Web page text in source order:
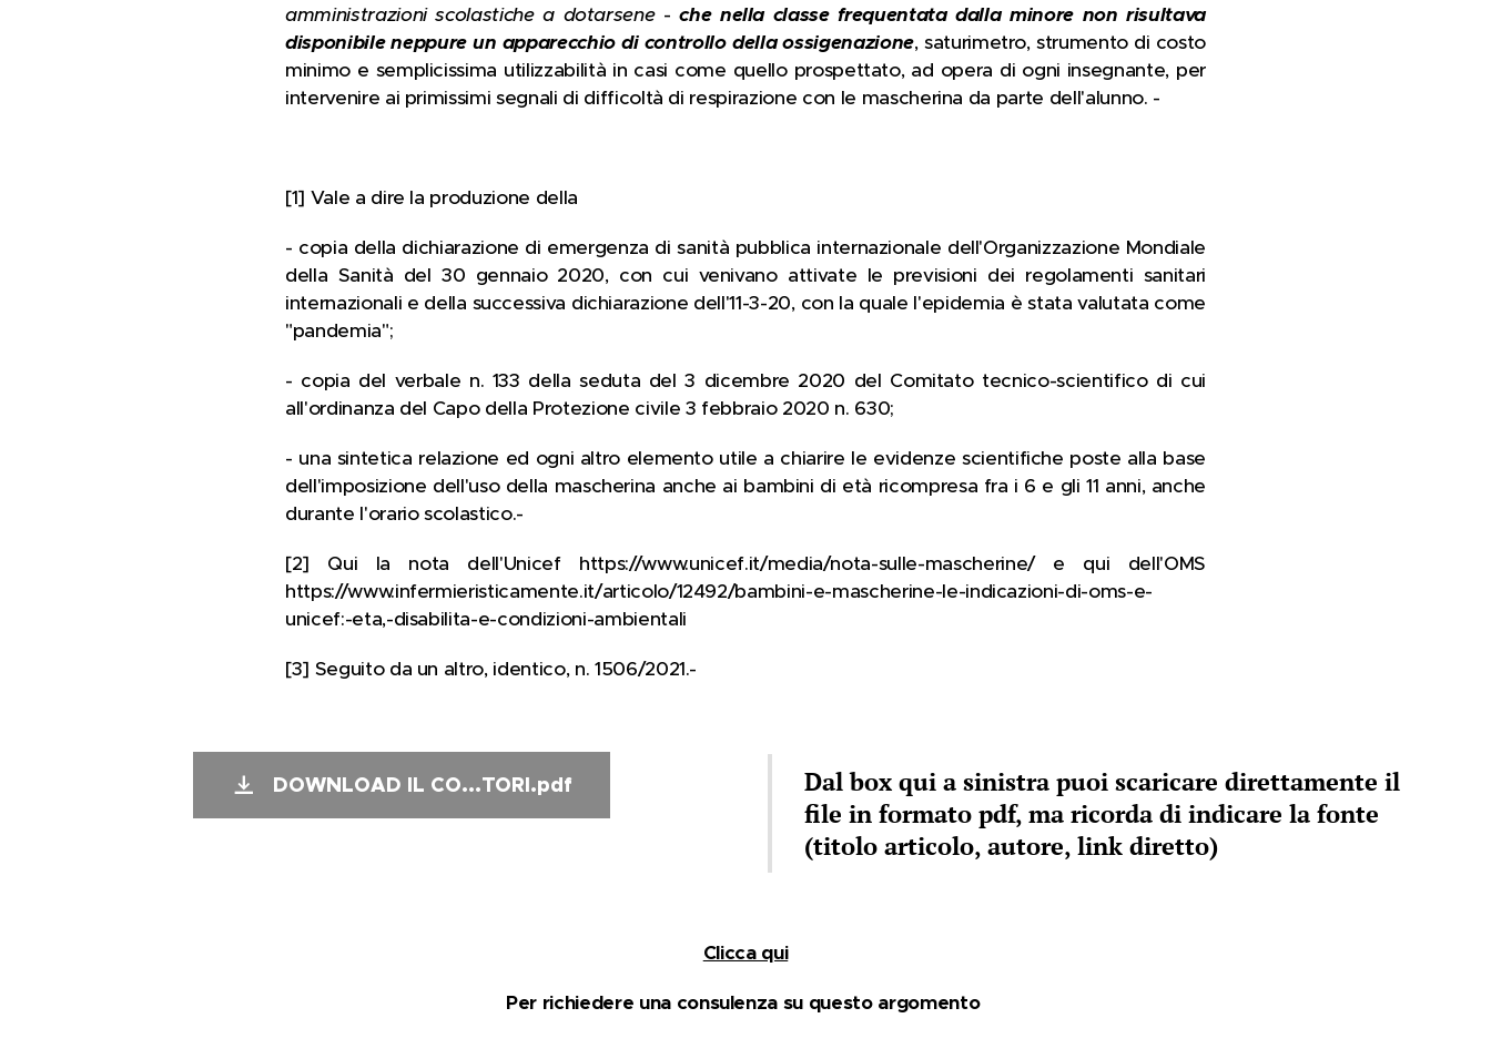
amministrazioni scolastiche a dotarsene -che nella classe frequentata dalla minore non risultava
disponibile neppure un apparecchio di controllo della ossigenazione, saturimetro, strumento di costo
minimo e semplicissima utilizzabilità in casi come quello prospettato, ad opera di ogni insegnante, per
intervenire ai primissimi segnali di difficoltà di respirazione con le mascherina da parte dell'alunno. -
[1] Vale a dire la produzione della
- copia della dichiarazione di emergenza di sanità pubblica internazionale dell'Organizzazione Mondiale
della Sanità del 30 gennaio 2020, con cui venivano attivate le previsioni dei regolamenti sanitari
internazionali e della successiva dichiarazione dell'11-3-20, con la quale l'epidemia è stata valutata come
"pandemia";
- copia del verbale n. 133 della seduta del 3 dicembre 2020 del Comitato tecnico-scientifico di cui
all'ordinanza del Capo della Protezione civile 3 febbraio 2020 n. 630;
- una sintetica relazione ed ogni altro elemento utile a chiarire le evidenze scientifiche poste alla base
dell'imposizione dell'uso della mascherina anche ai bambini di età ricompresa fra i 6 e gli 11 anni, anche
durante l'orario scolastico.-
[2] Qui la nota dell'Unicef https://www.unicef.it/media/nota-sulle-mascherine/ e qui dell'OMS
https://www.infermieristicamente.it/articolo/12492/bambini-e-mascherine-le-indicazioni-di-oms-e-
unicef:-eta,-disabilita-e-condizioni-ambientali
[3] Seguito da un altro, identico, n. 1506/2021.-
DOWNLOAD IL CO...TORI.pdf
Dal box qui a sinistra puoi scaricare direttamente il
file in formato pdf, ma ricorda di indicare la fonte
(titolo articolo, autore, link diretto)
Clicca qui
Per richiedere una consulenza su questo argomento